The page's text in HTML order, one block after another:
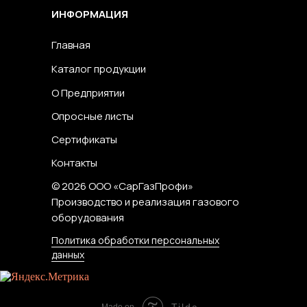
Главная
Каталог продукции
О Предприятии
Опросные листы
Сертификаты
Контакты
ИНФОРМАЦИЯ
© 2026 ООО «СарГазПрофи»
Производство и реализация газового
оборудования
Политика обработки персональных
данных